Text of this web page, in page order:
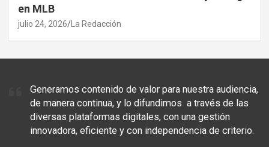
en MLB
julio 24, 2026 La Redacción
Generamos contenido de valor para nuestra audiencia,
de manera continua, y lo difundimos a través de las
diversas plataformas digitales, con una gestión
innovadora, eficiente y con independencia de criterio.